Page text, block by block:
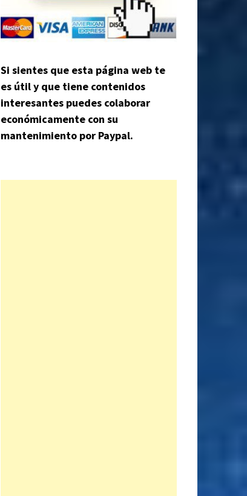
Si sientes que esta página web te
es útil y que tiene contenidos
interesantes puedes colaborar
económicamente con su
mantenimiento por Paypal.